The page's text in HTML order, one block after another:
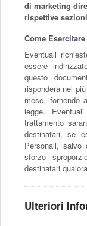
di marketing
rispettive
Come
Eventuali
essere
questo
risponderà nel
mese, fornendo
legge.
trattamento
destinatari, se
Personali,
sforzo
destinatari
Ulteriori